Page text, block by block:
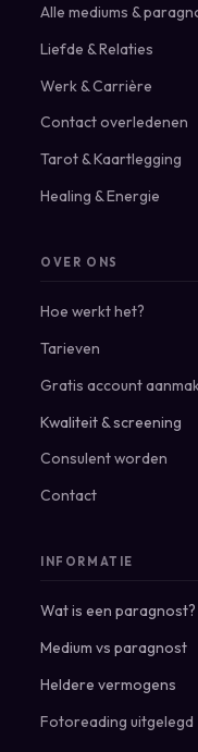
Alle mediums &
Liefde & Relaties
Werk & Carrière
Contact overledenen
Tarot & Kaartlegging
Healing & Energie
OVER ONS
Hoe werkt het?
Tarieven
Gratis account
Kwaliteit & screening
Consulent worden
Contact
INFORMATIE
Wat is een paragnost?
Medium vs paragnost
Heldere vermogens
Fotoreading uitgelegd